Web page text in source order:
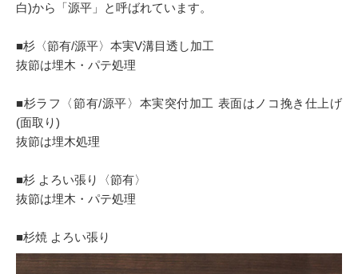
白)から「源平」と呼ばれています。
■杉〈節有/源平〉本実V溝目透し加工
抜節は埋木・パテ処理
■杉ラフ〈節有/源平〉本実突付加工 表面はノコ挽き仕上げ
(面取り)
抜節は埋木処理
■杉 よろい張り〈節有〉
抜節は埋木・パテ処理
■杉焼 よろい張り